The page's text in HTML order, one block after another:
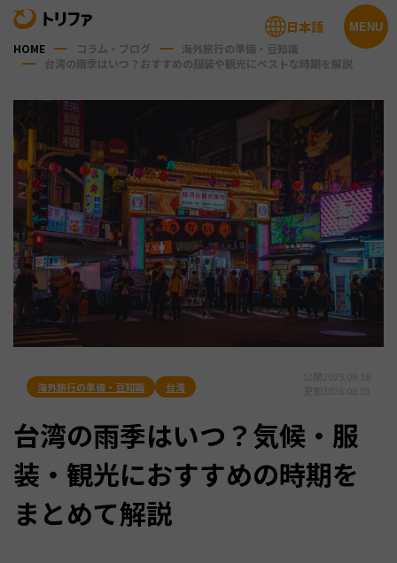
MENU
日本語
HOME コラム・ブログ
海外旅行の準備・豆知識
台湾の雨季はいつ？おすすめの服装や観光にベストな時期を解説
海外旅行の準備・豆知識 台湾
台湾の雨季はいつ？気候・服
装・観光におすすめの時期を
まとめて解説